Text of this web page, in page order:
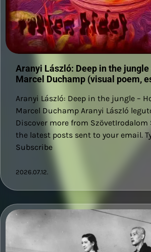
Aranyi László: Deep in the
Marcel Duchamp (visual poem,
Aranyi László: Deep in the jungle –
Marcel Duchamp Aranyi László
Discover more from
the latest posts sent to your email.
Subscribe
2026.07.12.